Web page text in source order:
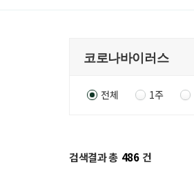
전체 1주
검색결과 총 486 건